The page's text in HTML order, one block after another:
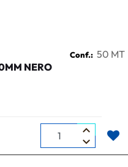
Conf.: 50 MT
NERO